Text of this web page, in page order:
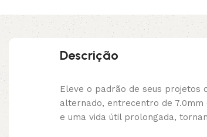
Descrição
Eleve o padrão de seus projetos
alternado, entrecentro de 7.0mm
e uma vida útil prolongada,